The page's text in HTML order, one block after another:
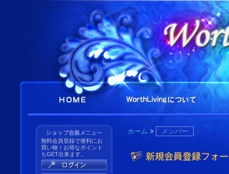
ホーム > メンバー
無料会員登録で便利にお
買い物！お得なポイント
もGET出来ます。